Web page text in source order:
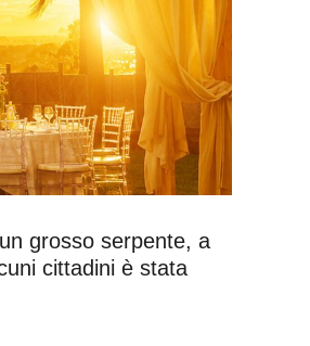
grosso serpente, a
cittadini è stata